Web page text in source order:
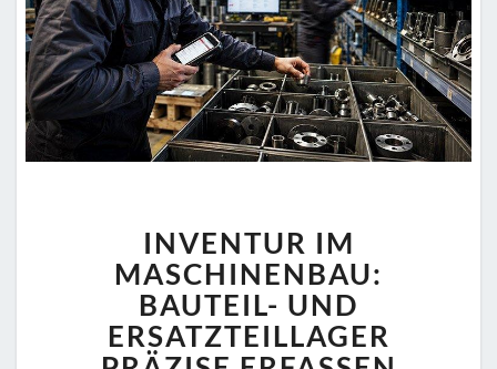
IM
MASCHINENBAU:
BAUTEIL-
UND
ERSATZTEILLAGER
PRÄZISE
INVENTUR IM
MASCHINENBAU:
BAUTEIL- UND
ERSATZTEILLAGER